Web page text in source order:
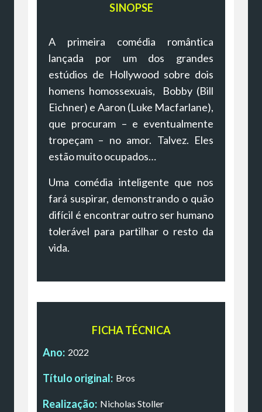
SINOPSE
A primeira comédia romântica
lançada por um dos grandes
estúdios de Hollywood sobre dois
homens homossexuais, Bobby (Bill
Eichner) e Aaron (Luke Macfarlane),
que procuram – e eventualmente
tropeçam – no amor. Talvez. Eles
estão muito ocupados…
Uma comédia inteligente que nos
fará suspirar, demonstrando o quão
difícil é encontrar outro ser humano
tolerável para partilhar o resto da
vida.
FICHA TÉCNICA
Ano: 2022
Título original: Bros
Realização: Nicholas Stoller